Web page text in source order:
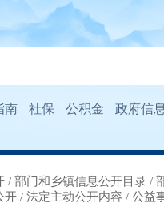
南 社保 公积金 政府信
/ 部门和乡镇信息公开目录 /
开 / 法定主动公开内容 / 公益